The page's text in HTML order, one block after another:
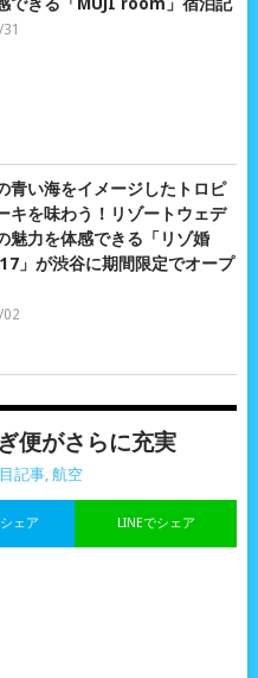
青い海をイメージしたトロピ
キを味わう！リゾートウェデ
魅力を体感できる「リゾ婚
」が渋谷に期間限定でオープ
02
便がさらに充実
記事, 航空
LINEでシェア
ェア